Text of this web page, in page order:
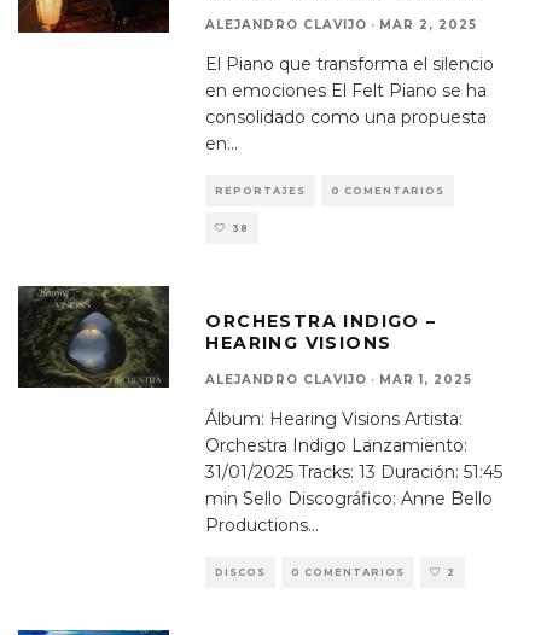
ALEJANDRO CLAVIJO · MAR 2, 2025
El Piano que transforma el silencio
en emociones El Felt Piano se ha
consolidado como una propuesta
en...
REPORTAJES 0 COMENTARIOS
38
ORCHESTRA INDIGO –
HEARING VISIONS
ALEJANDRO CLAVIJO · MAR 1, 2025
Álbum: Hearing Visions Artista:
Orchestra Indigo Lanzamiento:
31/01/2025 Tracks: 13 Duración: 51:45
min Sello Discográfico: Anne Bello
Productions...
DISCOS 0 COMENTARIOS 2